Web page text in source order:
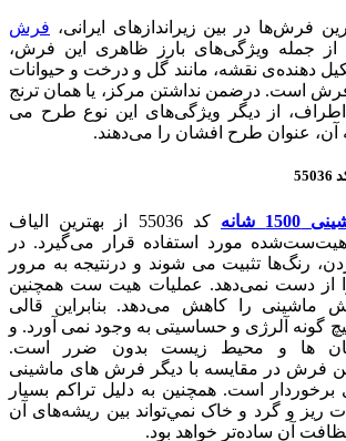
فرش‌ها در بین زیراندازهای ایرانی، فرش
جمله ویژگی‌های بارز ظاهری این فرش،
دهنده‌ی نقشه، مانند گل‌ و درخت و حیوانات
است. درضمن نداشتن مرکز، یا همان ترنج
از دیگر ویژگی‌های این نوع طرح می
آن، عنوان طرح افشان را می‌دهند.
شانه
کد 55036 از بهترین الیاف
مورد استفاده قرار می‌گیرد. در
رنگ‌ها تثبیت می شوند و درنتیجه به مرور
از دست نمی‌دهد. عملیات هیت ست همچنین
ماشینی را کاهش می‌دهد. بنابراین قالی
گونه آلرژی و حساسیتی به وجود نمی آورد. و
ها و محیط زیست بدون ضرر است.
این فرش در مقایسه با دیگر فرش های ماشینی
برخوردار است. همچنين به دليل تراكم بسيار
ریز و گرد و خاک نمي‌تواند بین ریشه‌های آن
آن ساده‌تر خواهد بود.